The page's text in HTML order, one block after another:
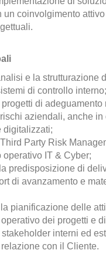
un coinvolgimento
e la strutturazione
di controllo interno;
di adeguamento
aziendali, anche in
digitalizzati;
Party Risk
operativo IT & Cyber;
predisposizione di
di avanzamento e
pianificazione delle
dei progetti e
stakeholder interni ed
con il Cliente.